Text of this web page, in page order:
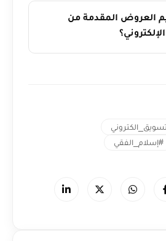
العروض المقدمة من
#إسلام_الفقي